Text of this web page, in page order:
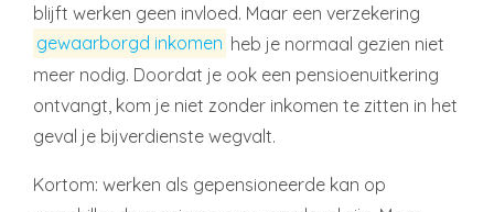
blijft werken geen invloed. Maar een verzekering
gewaarborgd inkomen heb je normaal gezien niet
meer nodig. Doordat je ook een pensioenuitkering
ontvangt, kom je niet zonder inkomen te zitten in het
geval je bijverdienste wegvalt.
Kortom: werken als gepensioneerde kan op